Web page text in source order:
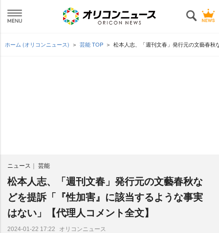
ホーム (オリコンニュース) 芸能 TOP 松本人志、「週刊文春」発行元の文藝春
ニュース 芸能
松本人志、「週刊文春」発行元の文藝春秋な
どを提訴「『性加害』に該当するような事実
はない」【代理人コメント全文】
2024-01-22 17:22 オリコンニュース